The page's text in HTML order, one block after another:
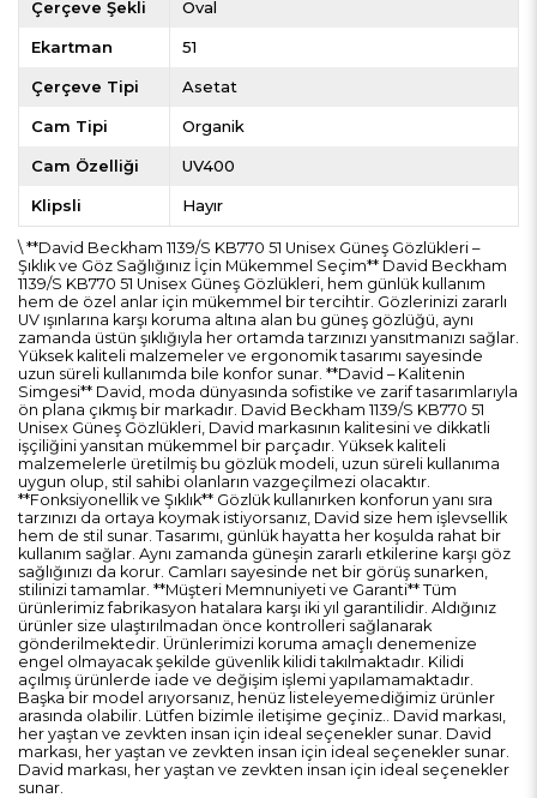
Çerçeve Şekli Oval
Ekartman 51
Çerçeve Tipi Asetat
Cam Tipi Organik
Cam Özelliği UV400
Klipsli Hayır
\ **David Beckham 1139/S KB770 51 Unisex Güneş Gözlükleri –
Şıklık ve Göz Sağlığınız İçin Mükemmel Seçim** David Beckham
1139/S KB770 51 Unisex Güneş Gözlükleri, hem günlük kullanım
hem de özel anlar için mükemmel bir tercihtir. Gözlerinizi zararlı
UV ışınlarına karşı koruma altına alan bu güneş gözlüğü, aynı
zamanda üstün şıklığıyla her ortamda tarzınızı yansıtmanızı sağlar.
Yüksek kaliteli malzemeler ve ergonomik tasarımı sayesinde
uzun süreli kullanımda bile konfor sunar. **David – Kalitenin
Simgesi** David, moda dünyasında sofistike ve zarif tasarımlarıyla
ön plana çıkmış bir markadır. David Beckham 1139/S KB770 51
Unisex Güneş Gözlükleri, David markasının kalitesini ve dikkatli
işçiliğini yansıtan mükemmel bir parçadır. Yüksek kaliteli
malzemelerle üretilmiş bu gözlük modeli, uzun süreli kullanıma
uygun olup, stil sahibi olanların vazgeçilmezi olacaktır.
**Fonksiyonellik ve Şıklık** Gözlük kullanırken konforun yanı sıra
tarzınızı da ortaya koymak istiyorsanız, David size hem işlevsellik
hem de stil sunar. Tasarımı, günlük hayatta her koşulda rahat bir
kullanım sağlar. Aynı zamanda güneşin zararlı etkilerine karşı göz
sağlığınızı da korur. Camları sayesinde net bir görüş sunarken,
stilinizi tamamlar. **Müşteri Memnuniyeti ve Garanti** Tüm
ürünlerimiz fabrikasyon hatalara karşı iki yıl garantilidir. Aldığınız
ürünler size ulaştırılmadan önce kontrolleri sağlanarak
gönderilmektedir. Ürünlerimizi koruma amaçlı denemenize
engel olmayacak şekilde güvenlik kilidi takılmaktadır. Kilidi
açılmış ürünlerde iade ve değişim işlemi yapılamamaktadır.
Başka bir model arıyorsanız, henüz listeleyemediğimiz ürünler
arasında olabilir. Lütfen bizimle iletişime geçiniz.. David markası,
her yaştan ve zevkten insan için ideal seçenekler sunar. David
markası, her yaştan ve zevkten insan için ideal seçenekler sunar.
David markası, her yaştan ve zevkten insan için ideal seçenekler
sunar.